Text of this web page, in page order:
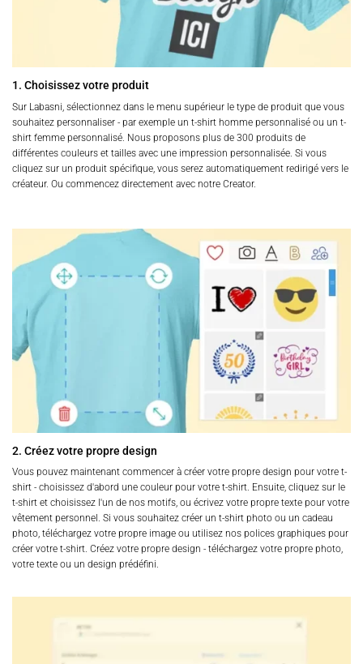
1. Choisissez votre produit
Sur Labasni, sélectionnez dans le menu supérieur le type de produit que vous
souhaitez personnaliser - par exemple un t-shirt homme personnalisé ou un t-
shirt femme personnalisé. Nous proposons plus de 300 produits de
différentes couleurs et tailles avec une impression personnalisée. Si vous
cliquez sur un produit spécifique, vous serez automatiquement redirigé vers le
créateur. Ou commencez directement avec notre Creator.
2. Créez votre propre design
Vous pouvez maintenant commencer à créer votre propre design pour votre t-
shirt - choisissez d'abord une couleur pour votre t-shirt. Ensuite, cliquez sur le
t-shirt et choisissez l'un de nos motifs, ou écrivez votre propre texte pour votre
vêtement personnel. Si vous souhaitez créer un t-shirt photo ou un cadeau
photo, téléchargez votre propre image ou utilisez nos polices graphiques pour
créer votre t-shirt. Créez votre propre design - téléchargez votre propre photo,
votre texte ou un design prédéfini.